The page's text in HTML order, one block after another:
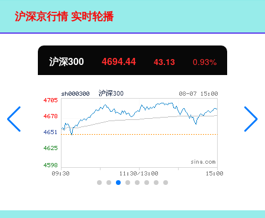
沪深京行情 实时轮播
沪深300 4694.44 43.13 0.93%